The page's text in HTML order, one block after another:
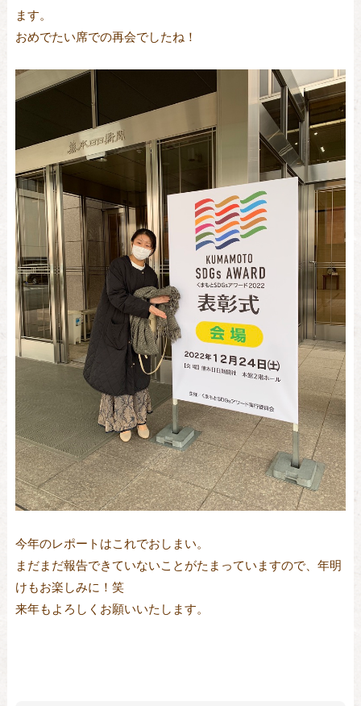
ます。
おめでたい席での再会でしたね！
今年のレポートはこれでおしまい。
まだまだ報告できていないことがたまっていますので、年明
けもお楽しみに！笑
来年もよろしくお願いいたします。